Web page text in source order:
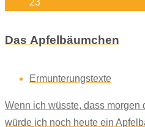
Das Apfelbäumchen
Ermunterungstexte
Wenn ich wüsste, dass morgen
würde ich noch heute ein